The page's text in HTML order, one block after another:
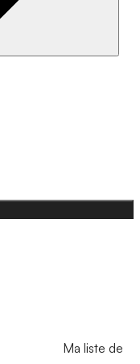
Ma liste de